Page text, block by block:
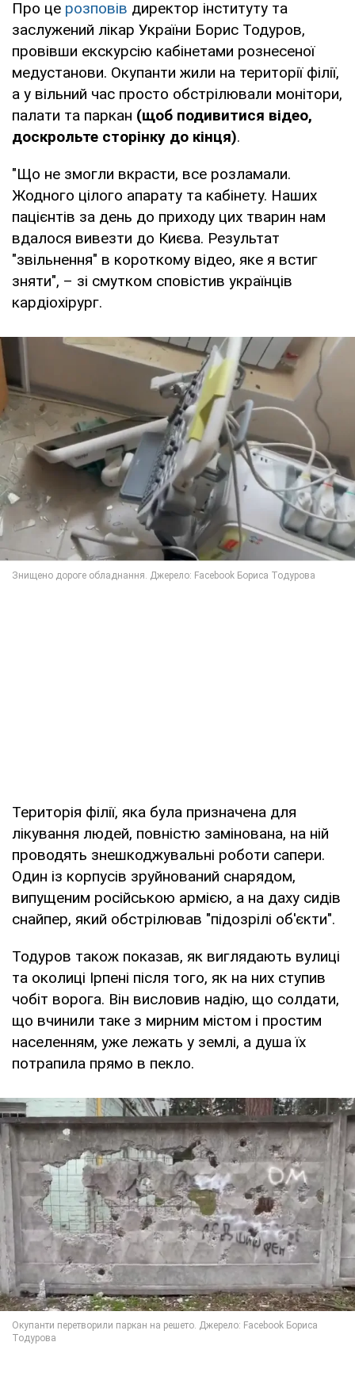
Про це розповів директор інституту та
заслужений лікар України Борис Тодуров,
провівши екскурсію кабінетами рознесеної
медустанови. Окупанти жили на території філії,
а у вільний час просто обстрілювали монітори,
палати та паркан (щоб подивитися відео,
доскрольте сторінку до кінця).
"Що не змогли вкрасти, все розламали.
Жодного цілого апарату та кабінету. Наших
пацієнтів за день до приходу цих тварин нам
вдалося вивезти до Києва. Результат
"звільнення" в короткому відео, яке я встиг
зняти", – зі смутком сповістив українців
кардіохірург.
Територія філії, яка була призначена для
лікування людей, повністю замінована, на ній
проводять знешкоджувальні роботи сапери.
Один із корпусів зруйнований снарядом,
випущеним російською армією, а на даху сидів
снайпер, який обстрілював "підозрілі об'єкти".
Тодуров також показав, як виглядають вулиці
та околиці Ірпені після того, як на них ступив
чобіт ворога. Він висловив надію, що солдати,
що вчинили таке з мирним містом і простим
населенням, уже лежать у землі, а душа їх
потрапила прямо в пекло.